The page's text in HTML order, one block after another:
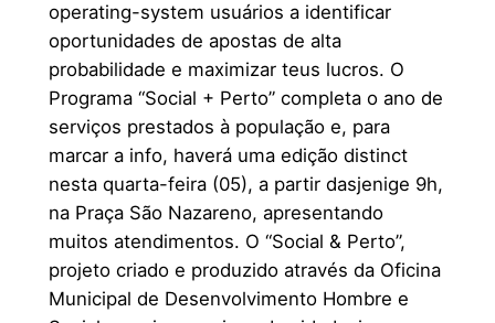
operating-system usuários a identificar
oportunidades de apostas de alta
probabilidade e maximizar teus lucros. O
Programa “Social + Perto” completa o ano de
serviços prestados à população e, para
marcar a info, haverá uma edição distinct
nesta quarta-feira (05), a partir dasjenige 9h,
na Praça São Nazareno, apresentando
muitos atendimentos. O “Social & Perto”,
projeto criado e produzido através da Oficina
Municipal de Desenvolvimento Hombre e